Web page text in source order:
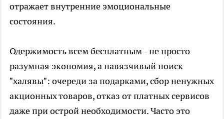
отражает внутренние эмоциональные
состояния.
Одержимость всем бесплатным - не просто
разумная экономия, а навязчивый поиск
"халявы": очереди за подарками, сбор ненужных
акционных товаров, отказ от платных сервисов
даже при острой необходимости. Часто это